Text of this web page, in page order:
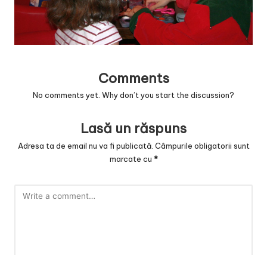
v
c
Comments
No comments yet. Why don’t you start the discussion?
Lasă un răspuns
Adresa ta de email nu va fi publicată. Câmpurile obligatorii sunt
marcate cu *